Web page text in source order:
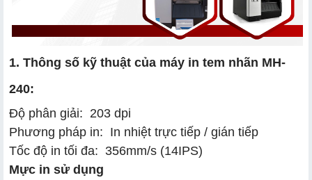
1. Thông số kỹ thuật của máy in t​em nhãn MH-
240:
Độ phân giải: 203 dpi
Phương pháp in: In nhiệt trực tiếp / gián tiếp
Tốc độ in tối đa: 356mm/s (14IPS)
Mực in sử dụng